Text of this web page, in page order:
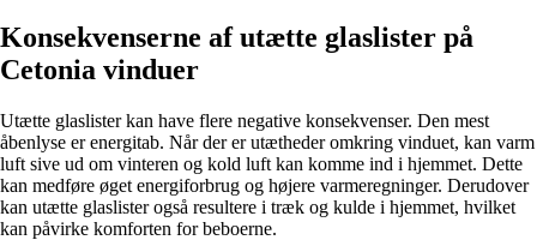
Konsekvenserne af utætte glaslister på
Cetonia vinduer
Utætte glaslister kan have flere negative konsekvenser. Den mest
åbenlyse er energitab. Når der er utætheder omkring vinduet, kan varm
luft sive ud om vinteren og kold luft kan komme ind i hjemmet. Dette
kan medføre øget energiforbrug og højere varmeregninger. Derudover
kan utætte glaslister også resultere i træk og kulde i hjemmet, hvilket
kan påvirke komforten for beboerne.